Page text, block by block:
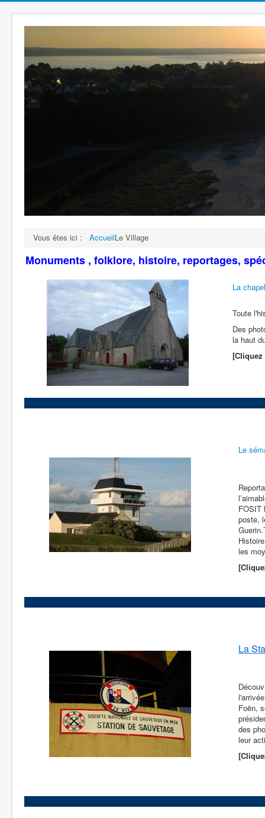
Vous êtes ici : AccueilLe Village
Monuments , folklore, histoire, reportages,
La
Toute
Des
la haut
Le
FOSIT
poste,
les
La
Foën,
des
leur